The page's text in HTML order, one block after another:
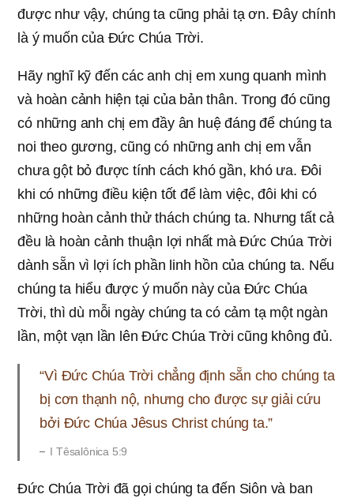
được như vậy, chúng ta cũng phải tạ ơn. Đây chính
là ý muốn của Đức Chúa Trời.
Hãy nghĩ kỹ đến các anh chị em xung quanh mình
và hoàn cảnh hiện tại của bản thân. Trong đó cũng
có những anh chị em đầy ân huệ đáng để chúng ta
noi theo gương, cũng có những anh chị em vẫn
chưa gột bỏ được tính cách khó gần, khó ưa. Đôi
khi có những điều kiện tốt để làm việc, đôi khi có
những hoàn cảnh thử thách chúng ta. Nhưng tất cả
đều là hoàn cảnh thuận lợi nhất mà Đức Chúa Trời
dành sẵn vì lợi ích phần linh hồn của chúng ta. Nếu
chúng ta hiểu được ý muốn này của Đức Chúa
Trời, thì dù mỗi ngày chúng ta có cảm tạ một ngàn
lần, một vạn lần lên Đức Chúa Trời cũng không đủ.
“Vì Đức Chúa Trời chẳng định sẵn cho chúng ta
bị cơn thạnh nộ, nhưng cho được sự giải cứu
bởi Đức Chúa Jêsus Christ chúng ta.”
I Têsalônica 5:9
Đức Chúa Trời đã gọi chúng ta đến Siôn và ban